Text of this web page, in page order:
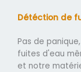
Détéction de
Pas de
fuites d'eau
et notre